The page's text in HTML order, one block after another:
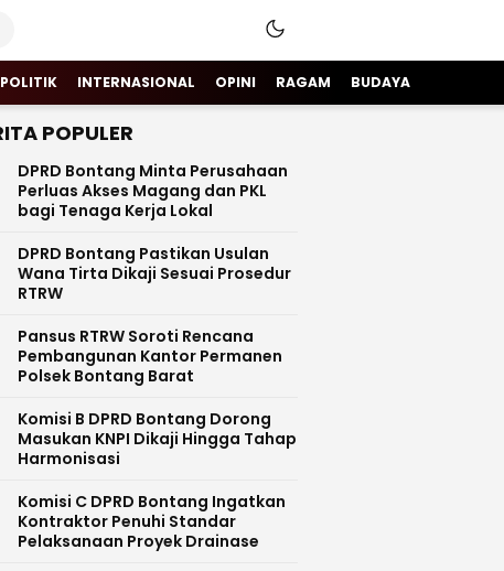
POLITIK INTERNASIONAL OPINI RAGAM BUDAYA
POPULER
DPRD Bontang Minta Perusahaan
Perluas Akses Magang dan PKL
bagi Tenaga Kerja Lokal
DPRD Bontang Pastikan Usulan
Wana Tirta Dikaji Sesuai Prosedur
RTRW
Pansus RTRW Soroti Rencana
Pembangunan Kantor Permanen
Polsek Bontang Barat
Komisi B DPRD Bontang Dorong
Masukan KNPI Dikaji Hingga Tahap
Harmonisasi
Komisi C DPRD Bontang Ingatkan
Kontraktor Penuhi Standar
Pelaksanaan Proyek Drainase